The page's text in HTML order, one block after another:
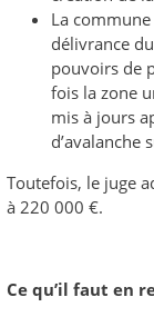
La
délivrance
pouvoirs de
fois la zone
mis à jours
d’avalanche
Toutefois, le juge
à 220 000 €.
Ce qu’il faut en